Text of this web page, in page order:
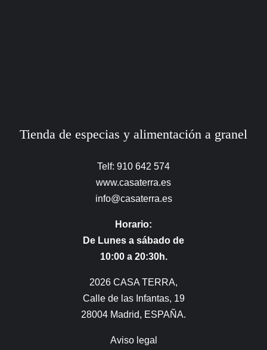
Tienda de especias y alimentación a granel
Telf: 910 642 574
www.casaterra.es
info@casaterra.es
Horario:
De Lunes a sábado de
10:00 a 20:30h.
2026 CASA TERRA,
Calle de las Infantas, 19
28004 Madrid, ESPAÑA.
Aviso legal